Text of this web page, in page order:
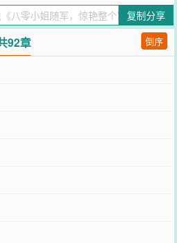
冷笑：逃婚改嫁？不如先送恶毒一家
开启灵田空间，收物资、囤药材，转
，你家媳妇迷路了，速来接！”冷面夫
头紧锁：“海岛苦，你受不了。”后来
：“体力太差，晚上加练！”“要命
特喵的，说好的木讷老实呢？！”家属
，迟早要离婚！可她呢？一手灵药救
田、开药厂、建医院，带领优秀家属
。【人间富贵花vs腹黑体力怪，双向
天！】
艳整个家属院
推荐哦！
复制分享
92章 倒序